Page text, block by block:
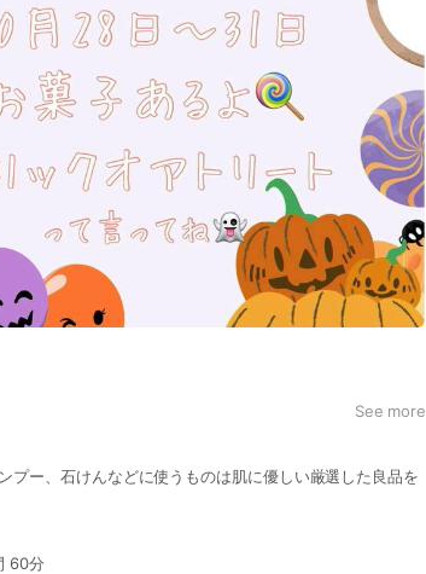
See more
ー、石けんなどに使うものは肌に優しい厳選した良品を
60分